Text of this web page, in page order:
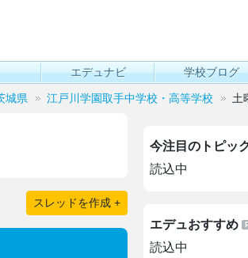
エデュナビ 学校ブログ
城県 江戸川学園取手中学校・高等学校 土
スレッドを作成 +
今注目のトピッ
読込中
エデュおすすめ
読込中